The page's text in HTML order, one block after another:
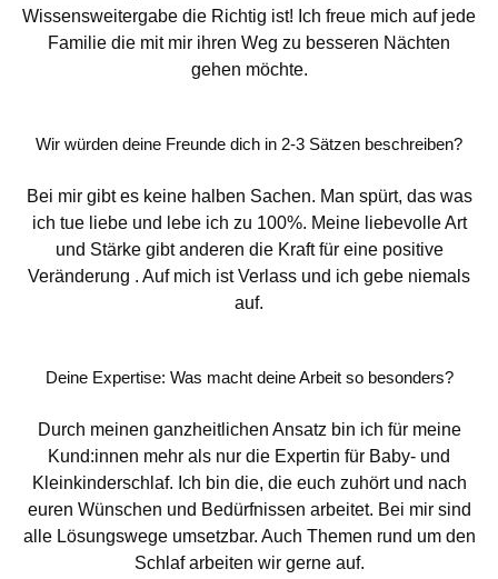
Wissensweitergabe die Richtig ist! Ich freue mich auf jede
Familie die mit mir ihren Weg zu besseren Nächten
gehen möchte.
Wir würden deine Freunde dich in 2-3 Sätzen beschreiben?
Bei mir gibt es keine halben Sachen. Man spürt, das was
ich tue liebe und lebe ich zu 100%. Meine liebevolle Art
und Stärke gibt anderen die Kraft für eine positive
Veränderung . Auf mich ist Verlass und ich gebe niemals
auf.
Deine Expertise: Was macht deine Arbeit so besonders?
Durch meinen ganzheitlichen Ansatz bin ich für meine
Kund:innen mehr als nur die Expertin für Baby- und
Kleinkinderschlaf. Ich bin die, die euch zuhört und nach
euren Wünschen und Bedürfnissen arbeitet. Bei mir sind
alle Lösungswege umsetzbar. Auch Themen rund um den
Schlaf arbeiten wir gerne auf.